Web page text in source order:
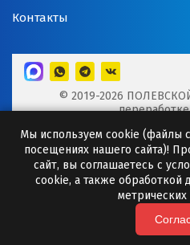
Контакты
© 2019-2026
Минеральные порошки,
Сайт носит исключительно
ни при каких случаях
публичной
Любое копирование
только с письменного
мраморная
Мы используем cookie (файлы
посещениях нашего сайта)!
сайт, вы соглашаетесь с
cookie, а также обработкой